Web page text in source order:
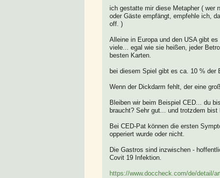
ich gestatte mir diese Metapher ( wer
oder Gäste empfängt, empfehle ich,
off. )
Alleine in Europa und den USA gibt
viele... egal wie sie heißen, jeder
besten Karten.
bei diesem Spiel gibt es ca. 10 % der
Wenn der Dickdarm fehlt, der eine
Bleiben wir beim Beispiel CED... du
braucht? Sehr gut... und trotzdem bist
Bei CED-Pat können die ersten
opperiert wurde oder nicht.
Die Gastros sind inzwischen -
Covit 19 Infektion.
https://www.doccheck.com/de/detail/